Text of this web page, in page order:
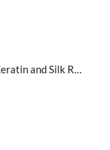
Keratin Silk Infusion - Keratin and Silk Reconstructing Complex